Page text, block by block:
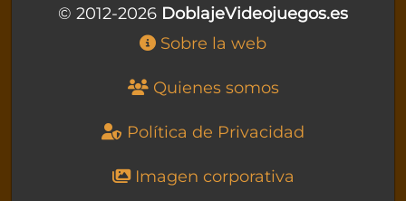
© 2012-2026 DoblajeVideojuegos.es
Sobre la web
Quienes somos
Política de Privacidad
Imagen corporativa